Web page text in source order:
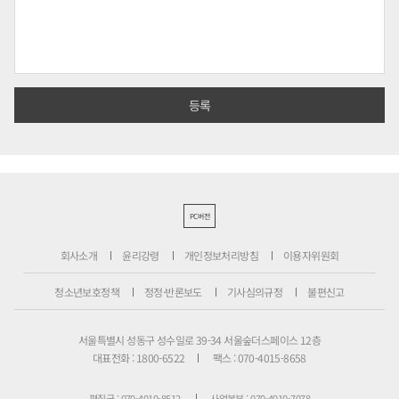
PC버전
회사소개 윤리강령 개인정보처리방침 이용자위원회
청소년보호정책 정정·반론보도 기사심의규정 불편신고
서울특별시 성동구 성수일로 39-34 서울숲더스페이스 12층
대표전화 : 1800-6522
팩스 : 070-4015-8658